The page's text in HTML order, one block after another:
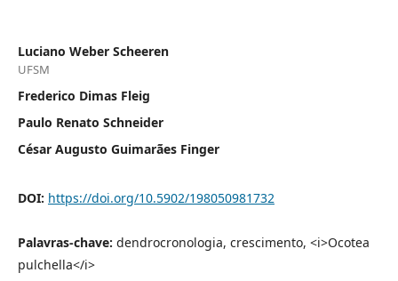
Luciano Weber Scheeren
UFSM
Frederico Dimas Fleig
Paulo Renato Schneider
César Augusto Guimarães Finger
DOI: https://doi.org/10.5902/198050981732
Palavras-chave: dendrocronologia, crescimento, <i>Ocotea
pulchella</i>